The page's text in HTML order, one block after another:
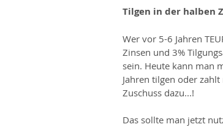
Tilgen in der halben
Wer vor 5-6 Jahren
Zinsen und 3%
sein. Heute kann man
Jahren tilgen oder
Zuschuss dazu...!
Das sollte man jetzt